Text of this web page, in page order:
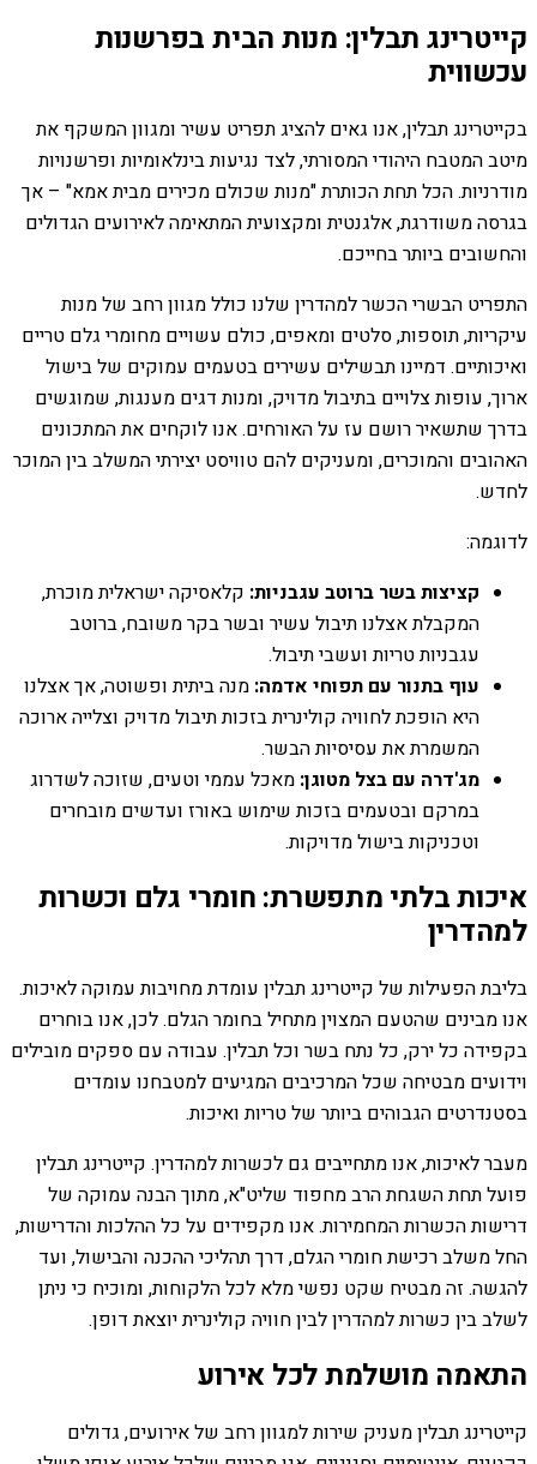
קייטרינג תבלין: מנות הבית בפרשנות
עכשווית
בקייטרינג תבלין, אנו גאים להציג תפריט עשיר ומגוון המשקף את
מיטב המטבח היהודי המסורתי, לצד נגיעות בינלאומיות ופרשנויות
מודרניות. הכל תחת הכותרת "מנות שכולם מכירים מבית אמא" – אך
בגרסה משודרגת, אלגנטית ומקצועית המתאימה לאירועים הגדולים
והחשובים ביותר בחייכם.
התפריט הבשרי הכשר למהדרין שלנו כולל מגוון רחב של מנות
עיקריות, תוספות, סלטים ומאפים, כולם עשויים מחומרי גלם טריים
ואיכותיים. דמיינו תבשילים עשירים בטעמים עמוקים של בישול
ארוך, עופות צלויים בתיבול מדויק, ומנות דגים מענגות, שמוגשים
בדרך שתשאיר רושם עז על האורחים. אנו לוקחים את המתכונים
האהובים והמוכרים, ומעניקים להם טוויסט יצירתי המשלב בין המוכר
לחדש.
לדוגמה:
קציצות בשר ברוטב עגבניות: קלאסיקה ישראלית מוכרת,
המקבלת אצלנו תיבול עשיר ובשר בקר משובח, ברוטב
עגבניות טריות ועשבי תיבול.
עוף בתנור עם תפוחי אדמה: מנה ביתית ופשוטה, אך אצלנו
היא הופכת לחוויה קולינרית בזכות תיבול מדויק וצלייה ארוכה
המשמרת את עסיסיות הבשר.
מג'דרה עם בצל מטוגן: מאכל עממי וטעים, שזוכה לשדרוג
במרקם ובטעמים בזכות שימוש באורז ועדשים מובחרים
וטכניקות בישול מדויקות.
איכות בלתי מתפשרת: חומרי גלם וכשרות
למהדרין
בליבת הפעילות של קייטרינג תבלין עומדת מחויבות עמוקה לאיכות.
אנו מבינים שהטעם המצוין מתחיל בחומר הגלם. לכן, אנו בוחרים
בקפידה כל ירק, כל נתח בשר וכל תבלין. עבודה עם ספקים מובילים
וידועים מבטיחה שכל המרכיבים המגיעים למטבחנו עומדים
בסטנדרטים הגבוהים ביותר של טריות ואיכות.
מעבר לאיכות, אנו מתחייבים גם לכשרות למהדרין. קייטרינג תבלין
פועל תחת השגחת הרב מחפוד שליט"א, מתוך הבנה עמוקה של
דרישות הכשרות המחמירות. אנו מקפידים על כל ההלכות והדרישות,
החל משלב רכישת חומרי הגלם, דרך תהליכי ההכנה והבישול, ועד
להגשה. זה מבטיח שקט נפשי מלא לכל הלקוחות, ומוכיח כי ניתן
לשלב בין כשרות למהדרין לבין חוויה קולינרית יוצאת דופן.
התאמה מושלמת לכל אירוע
קייטרינג תבלין מעניק שירות למגוון רחב של אירועים, גדולים